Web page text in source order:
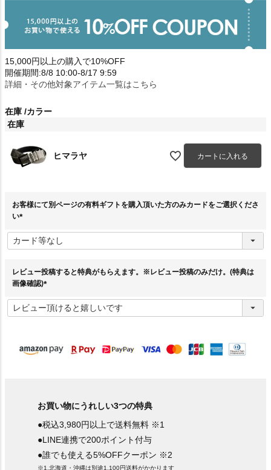
15,000円以上の購入で10%OFF
開催期間:8/8 10:00-8/17 9:59
詳細・その他対象アイテム一覧はこちら
在庫 カラー
在庫
ヒマラヤ カートに入れる
お客様にて別ページの有料ギフトを購入頂いた方のみカードをご選択くださ
い
必
須
レビュー投稿すると特典がもらえます。※レビュー投稿のみだけ。(特典は
画像確認)
必
須
お買い物にうれしい3つの特典
●税込3,980円以上で送料無料 ※1
●LINE連携で200ポイント付与
●誰でも使える5%OFFクーポン ※2
※1.北海道・沖縄は別途1,100円送料がかかります